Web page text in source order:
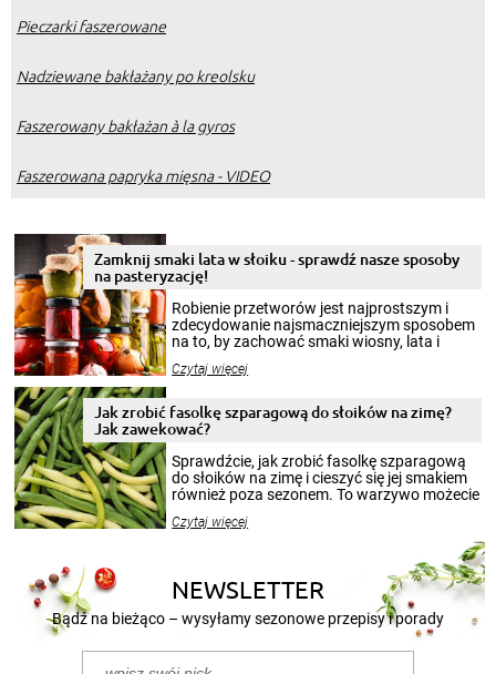
Pieczarki faszerowane
Nadziewane bakłażany po kreolsku
Faszerowany bakłażan à la gyros
Faszerowana papryka mięsna - VIDEO
Zamknij smaki lata w słoiku - sprawdź nasze sposoby
na pasteryzację!
Robienie przetworów jest najprostszym i
zdecydowanie najsmaczniejszym sposobem
na to, by zachować smaki wiosny, lata i
krajobrazów, by cieszyć nimi oko w sezonie
pełni poczuć atmosferę cieplejszych
miesięcy. Przygotowanie słoików ze
patenty, które pozwolą zachować świeżość
przetworów.
Czytaj więcej
Jak zrobić fasolkę szparagową do słoików na zimę?
Jak zawekować?
Sprawdźcie, jak zrobić fasolkę szparagową
do słoików na zimę i cieszyć się jej smakiem
również poza sezonem. To warzywo możecie
nasze propozycje!
Czytaj więcej
NEWSLETTER
Bądź na bieżąco – wysyłamy sezonowe przepisy i porady